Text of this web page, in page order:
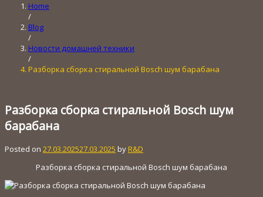
Home
/
Blog
/
Новости домашней техники
/
Разборка сборка стиральной Bosch шум барабана
Разборка сборка стиральной Bosch шум
барабана
Posted on 27.03.202527.03.2025 by R&D
Разборка сборка стиральной Bosch шум барабана